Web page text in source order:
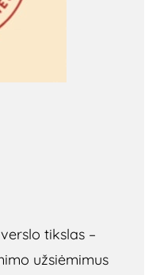
tikslas –
užsiėmimus